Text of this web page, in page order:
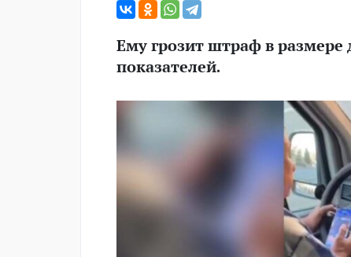
Ему грозит штраф в
показателей.